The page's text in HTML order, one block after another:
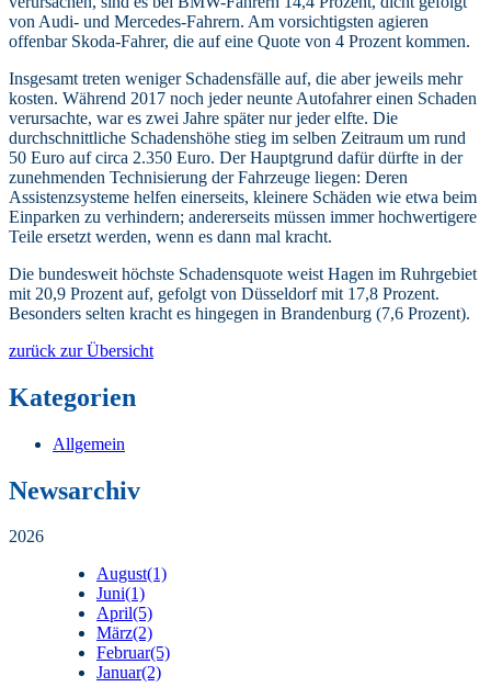
von Audi- und Mercedes-Fahrern. Am vorsichtigsten agieren
offenbar Skoda-Fahrer, die auf eine Quote von 4 Prozent kommen.
Insgesamt treten weniger Schadensfälle auf, die aber jeweils mehr
kosten. Während 2017 noch jeder neunte Autofahrer einen Schaden
verursachte, war es zwei Jahre später nur jeder elfte. Die
durchschnittliche Schadenshöhe stieg im selben Zeitraum um rund
50 Euro auf circa 2.350 Euro. Der Hauptgrund dafür dürfte in der
zunehmenden Technisierung der Fahrzeuge liegen: Deren
Assistenzsysteme helfen einerseits, kleinere Schäden wie etwa beim
Einparken zu verhindern; andererseits müssen immer hochwertigere
Teile ersetzt werden, wenn es dann mal kracht.
Die bundesweit höchste Schadensquote weist Hagen im Ruhrgebiet
mit 20,9 Prozent auf, gefolgt von Düsseldorf mit 17,8 Prozent.
Besonders selten kracht es hingegen in Brandenburg (7,6 Prozent).
zurück zur Übersicht
Kategorien
Allgemein
Newsarchiv
2026
August(1)
Juni(1)
April(5)
März(2)
Februar(5)
Januar(2)